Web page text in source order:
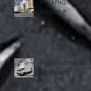
Kepong
Perkhidmatan
Selayang